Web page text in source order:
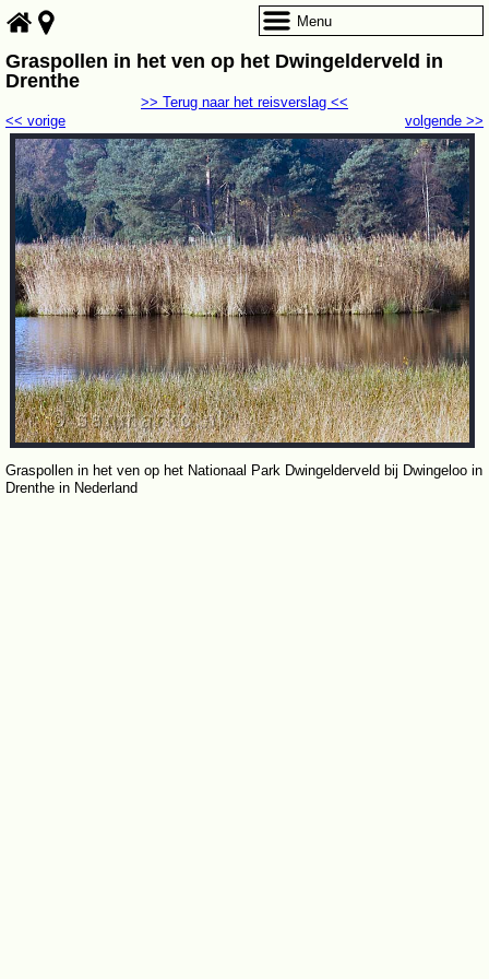
Graspollen in het ven op het Dwingelderveld in
Drenthe
volgende >>
<< vorige
>> Terug naar het reisverslag <<
Graspollen in het ven op het Nationaal Park Dwingelderveld bij Dwingeloo in
Drenthe in Nederland
Menu